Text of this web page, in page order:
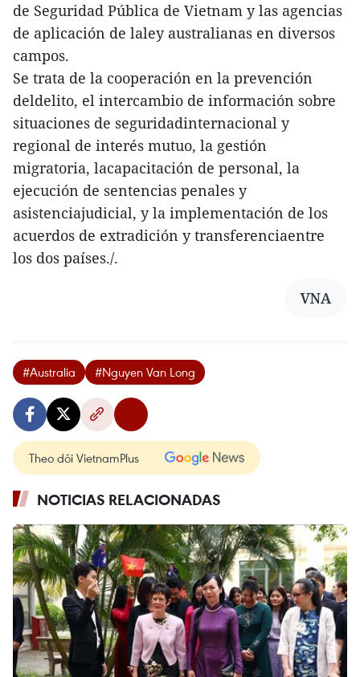
de Seguridad Pública de Vietnam y las agencias
de aplicación de laley australianas en diversos
campos.
Se trata de la cooperación en la prevención
deldelito, el intercambio de información sobre
situaciones de seguridadinternacional y
regional de interés mutuo, la gestión
migratoria, lacapacitación de personal, la
ejecución de sentencias penales y
asistenciajudicial, y la implementación de los
acuerdos de extradición y transferenciaentre
los dos países./.
VNA
#Australia #Nguyen Van Long
Theo dõi VietnamPlus
NOTICIAS RELACIONADAS